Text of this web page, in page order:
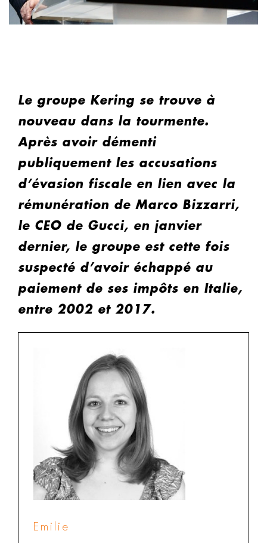
Le groupe Kering se trouve à
nouveau dans la tourmente.
Après avoir démenti
publiquement les accusations
d’évasion fiscale en lien avec la
rémunération de Marco Bizzarri,
le CEO de Gucci, en janvier
dernier, le groupe est cette fois
suspecté d’avoir échappé au
paiement de ses impôts en Italie,
entre 2002 et 2017.
Emilie